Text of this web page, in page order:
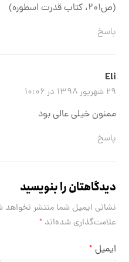
(ص۲۰۱، کتاب قدرت اسطوره)
پاسخ
Eli
۲۹ شهریور ۱۳۹۸ در ۱۰:۰۶
ممنون خیلی عالی بود
پاسخ
دیدگاهتان را بنویسید
نشانی ایمیل شما منتشر
علامت‌گذاری شده‌اند*
ایمیل *